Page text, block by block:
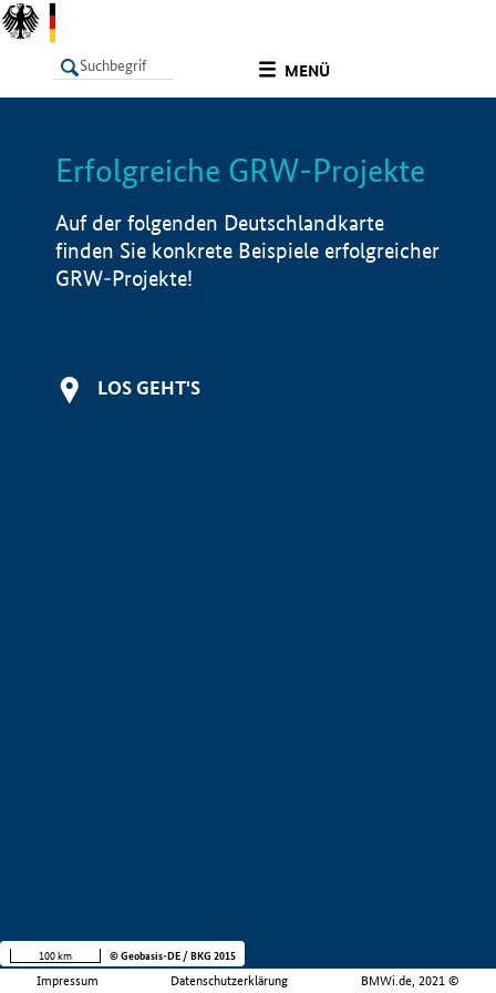
MENÜ
LISTE Info
Erfolgreiche GRW-Projekte
Auf der folgenden Deutschlandkarte
finden Sie konkrete Beispiele erfolgreicher
GRW-Projekte!
LOS GEHT'S
Impressum Datenschutzerklärung BMWi.de, 2021 ©
100 km © Geobasis-DE / BKG 2015